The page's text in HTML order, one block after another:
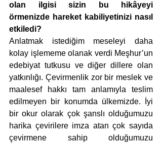
olan ilgisi sizin bu hikâyeyi
örmenizde hareket kabiliyetinizi nasıl
etkiledi?
Anlatmak istediğim meseleyi daha
kolay işlememe olanak verdi Meşhur’un
edebiyat tutkusu ve diğer dillere olan
yatkınlığı. Çevirmenlik zor bir meslek ve
maalesef hakkı tam anlamıyla teslim
edilmeyen bir konumda ülkemizde. İyi
bir okur olarak çok şanslı olduğumuzu
harika çevirilere imza atan çok sayıda
çevirmene sahip olduğumuzu